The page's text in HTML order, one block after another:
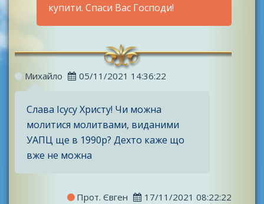
купити. Спаси Вас Господи!
Михайло 05/11/2021 14:36:22
Слава Ісусу Христу! Чи можна
молитися молитвами, виданими
УАПЦ ще в 1990р? Дехто каже що
вже не можна
Прот. Євген 17/11/2021 08:22:22